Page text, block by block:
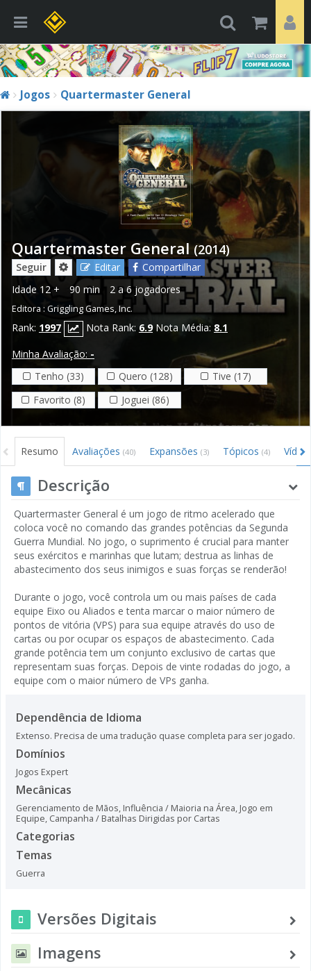
Jogos Quartermaster General
Quartermaster General (2014)
Seguir Editar
Compartilhar
Idade 12 + 90 min 2 a 6 jogadores
Editora : Griggling Games, Inc.
Rank: 1997 Nota Rank: 6.9 Nota Média: 8.1
Minha Avaliação: -
Tenho (33)
Quero (128)
Tive (17)
Favorito (8)
Joguei (86)
Resumo Avaliações (40) Expansões (3) Tópicos (4)
Descrição
Quartermaster General é um jogo de ritmo acelerado que
coloca você no comando das grandes potências da Segunda
Guerra Mundial. No jogo, o suprimento é crucial para manter
seus exércitos e marinhas que lutam; destrua as linhas de
abastecimento dos seus inimigos e suas forças se renderão!
Durante o jogo, você controla um ou mais países de cada
equipe Eixo ou Aliados e tenta marcar o maior número de
pontos de vitória (VPS) para sua equipe através do uso de
cartas ou por ocupar os espaços de abastecimento. Cada
grande potência tem um conjunto exclusivo de cartas que
representam suas forças. Depois de vinte rodadas do jogo, a
equipe com o maior número de VPs ganha.
Dependência de Idioma
Extenso. Precisa de uma tradução quase completa para ser jogado.
Domínios
Jogos Expert
Mecânicas
Gerenciamento de Mãos, Influência / Maioria na Área, Jogo em
Equipe, Campanha / Batalhas Dirigidas por Cartas
Categorias
Temas
Guerra
Versões Digitais
Imagens